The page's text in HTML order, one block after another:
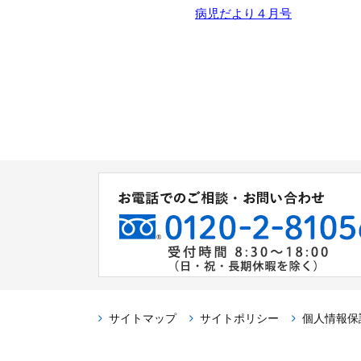
病児だより４月号
サイトマップ サイトポリシー 個人情報